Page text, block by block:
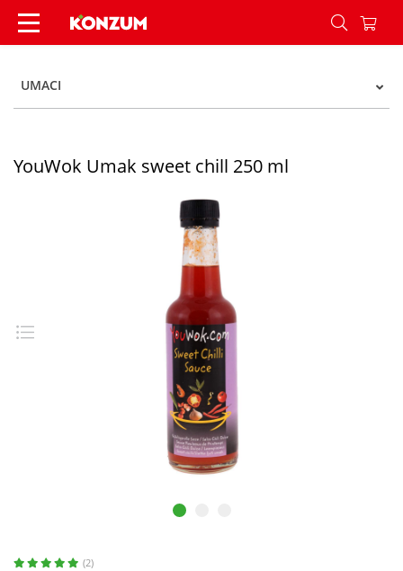
YouWok Umak sweet chill 250 ml - Konzum
UMACI
YouWok Umak sweet chill 250 ml
(2)